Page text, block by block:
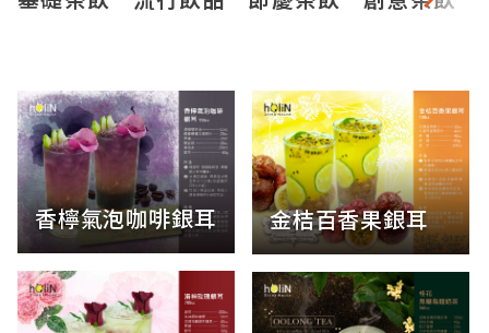
香檸氣泡咖啡銀耳 金桔百香果銀耳